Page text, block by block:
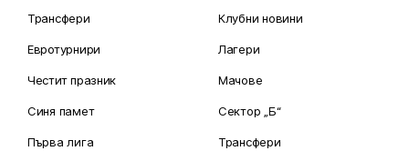
Трансфери
Евротурнири
Честит празник
Синя памет
Първа лига
Клубни новини
Лагери
Мачове
Сектор „Б“
Трансфери